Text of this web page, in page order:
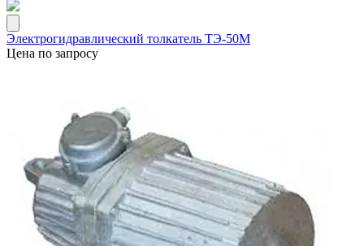
Электрогидравлический толкатель ТЭ-50М
Цена по запросу